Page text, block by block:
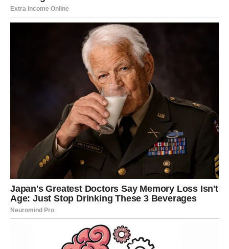
Danas obratite pažnju na ono što vam ljudi govore.
Rakovi danas osjećaju veoma snažne emocije i potrebu
za iskrenim razgovorima.
Na ljubavnom planu dolazi mnogo više pažnje i nježnosti
nego ranije.
Srce vam pokazuje pravi put
Pred vama su veoma emotivni i posebni trenuci.
LAV
Vi ste znak kojem utorak donosi veliku sreću i veoma